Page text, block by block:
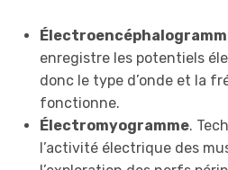
enregistre les potentiels
donc le type d’onde et la
fonctionne.
Électromyogramme.
l’activité électrique des